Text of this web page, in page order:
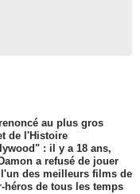
au plus gros
de l'Histoire
: il y a 18 ans,
a refusé de jouer
des meilleurs films de
héros de tous les temps